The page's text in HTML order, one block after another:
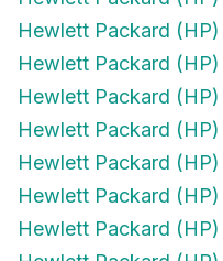
Hewlett Packard
Hewlett Packard
Hewlett Packard
Hewlett Packard
Hewlett Packard
Hewlett Packard
Hewlett Packard
Hewlett Packard